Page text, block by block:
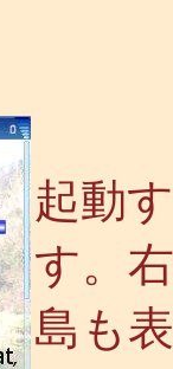
起動
す。
島も